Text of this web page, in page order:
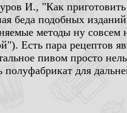
И., "Как
беда подобных
методы ну совсем
Есть пара рецептов
пивом просто
полуфабрикат для